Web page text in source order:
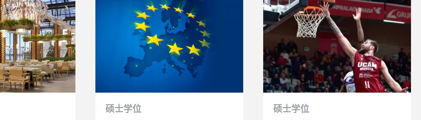
硕士学位 硕士学位